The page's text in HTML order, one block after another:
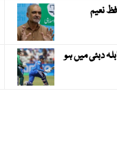
حافظ نعیم
کا مقابلہ دبئی میں ہو